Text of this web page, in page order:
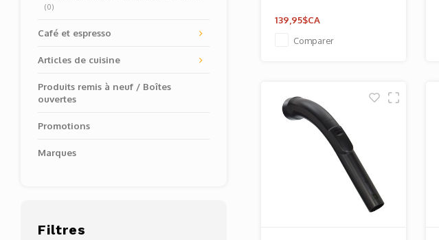
(0)
Café et espresso
Articles de cuisine
Produits remis à neuf / Boîtes
ouvertes
Promotions
Marques
Filtres
139,95$CA
Comparer